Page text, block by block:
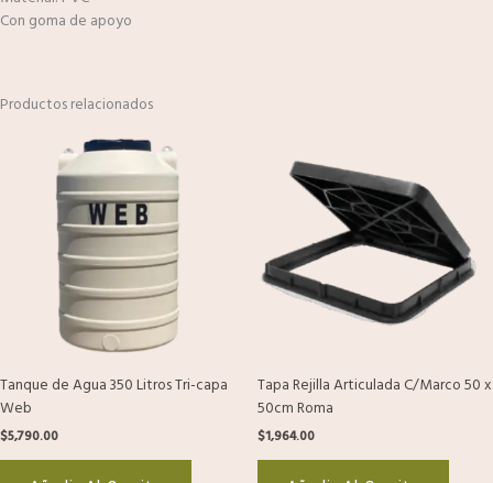
Con goma de apoyo
Productos relacionados
Tanque de Agua 350 Litros Tri-capa
Web
$5,790.00
Tapa Rejilla Articulada C/Marco 50 x
50cm Roma
$1,964.00